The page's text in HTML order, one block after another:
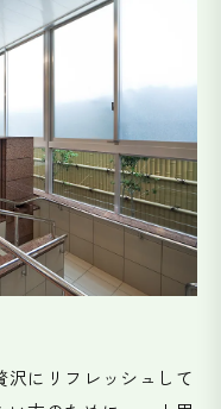
にリフレッシュして